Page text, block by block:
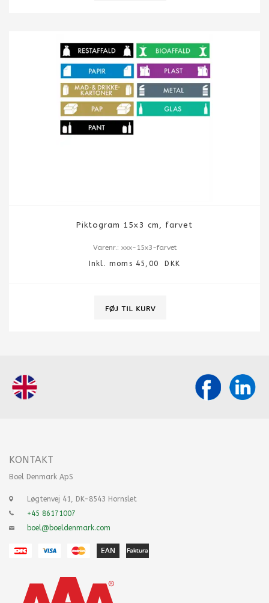
Piktogram 15x3 cm, farvet
Varenr.: xxx-15x3-farvet
Inkl. moms 45,00 DKK
KONTAKT
Boel Denmark ApS
Løgtenvej 41, DK-8543 Hornslet
+45 86171007
boel@boeldenmark.com